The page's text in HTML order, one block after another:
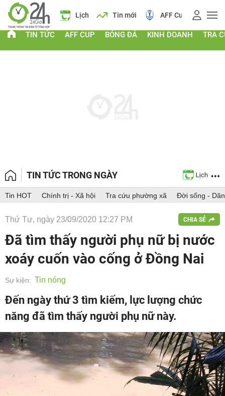
Lịch Tin mới AFF Cup Giá vàng
TIN TỨC AFF CUP BÓNG ĐÁ KINH DOANH TRA
TIN TỨC TRONG NGÀY
Tin HOT Chính trị - Xã hội Tra cứu phường xã Đời sống -
Thứ Tư, ngày 23/09/2020 12:27 PM CHIA SẺ
Đã tìm thấy người phụ nữ bị nước
xoáy cuốn vào cống ở Đồng Nai
Sự kiện: Tin nóng
Đến ngày thứ 3 tìm kiếm, lực lượng chức
năng đã tìm thấy người phụ nữ này.